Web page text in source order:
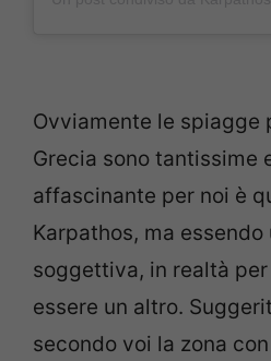
Ovviamente le spiagge
Grecia sono tantissime
affascinante per noi è
Karpathos, ma essendo
soggettiva, in realtà
essere un altro.
secondo voi la zona